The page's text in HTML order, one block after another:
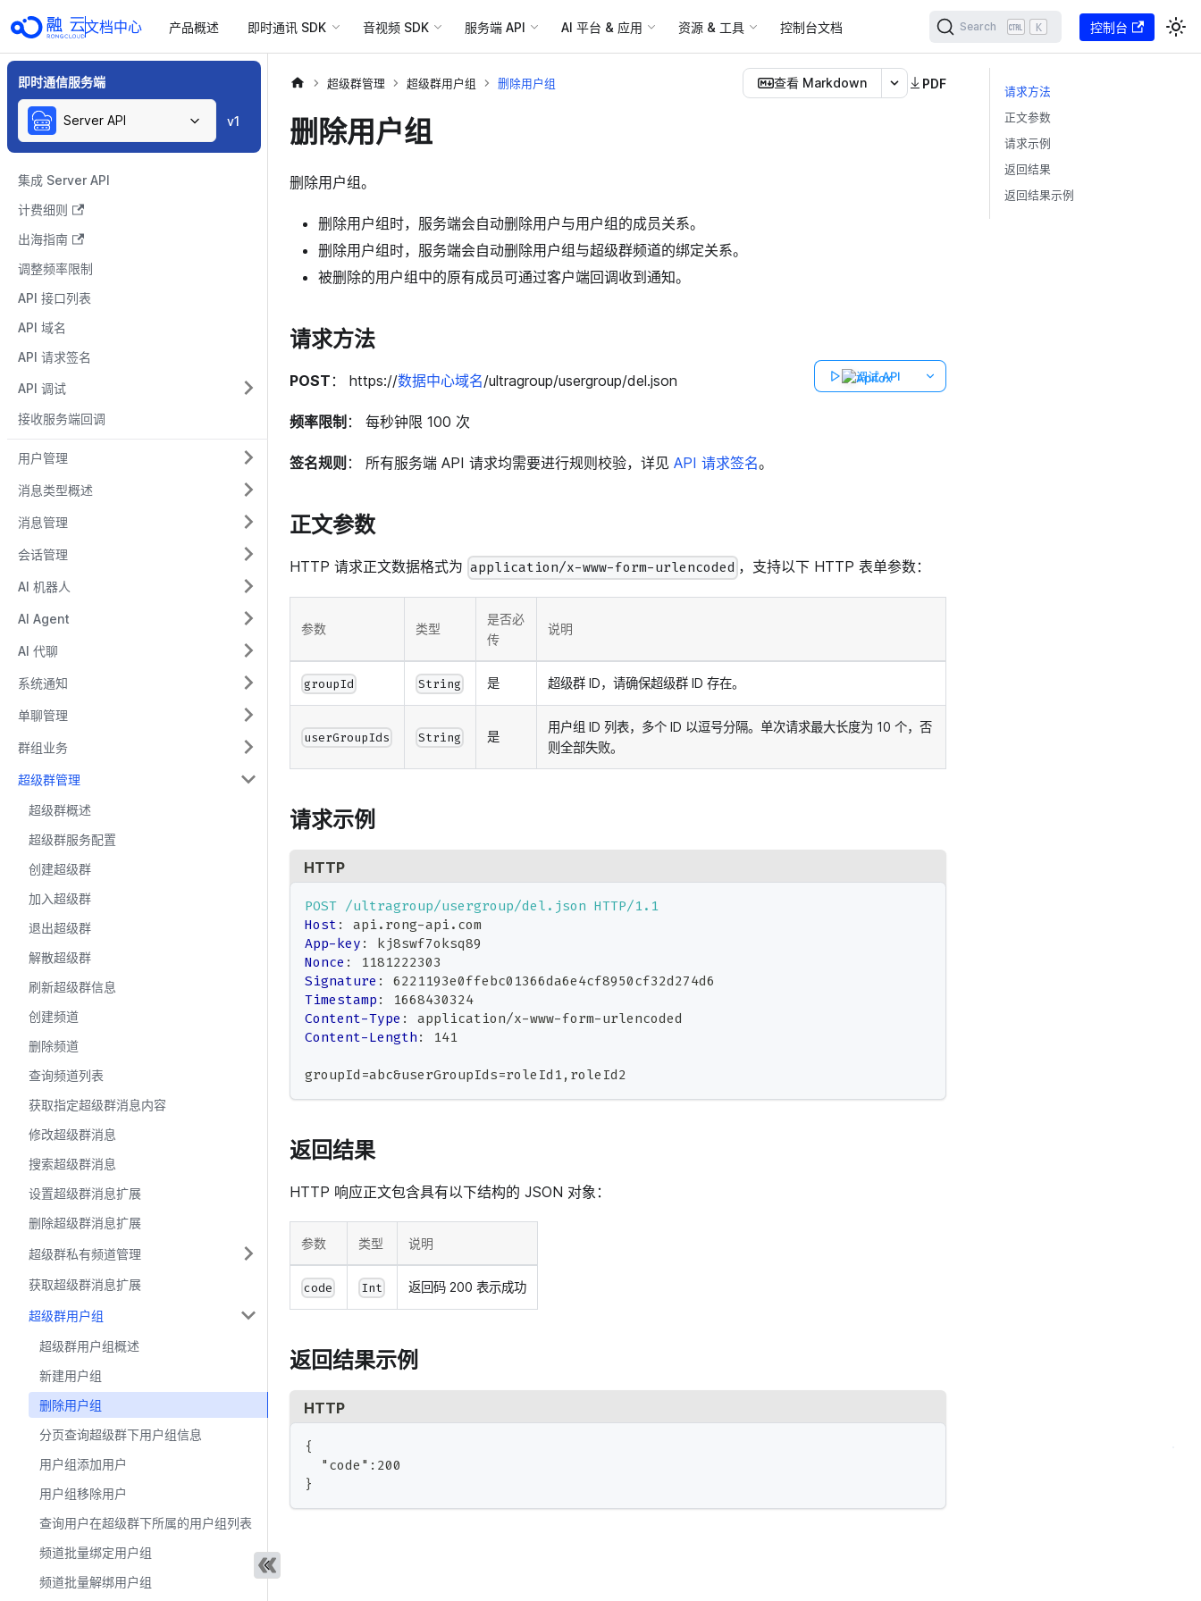
文档中心 产品概述 即时通讯 SDK 音视频 SDK 服务端 API AI 平台 & 应用 资源 & 工具 控制台文档 Search K 控制台
即时通信服务端
Server API v1
集成 Server API
计费细则
出海指南
调整频率限制
API 接口列表
API 域名
API 请求签名
API 调试
接收服务端回调
用户管理
消息类型概述
消息管理
会话管理
AI 机器人
AI Agent
AI 代聊
系统通知
单聊管理
群组业务
超级群管理
超级群概述
超级群服务配置
创建超级群
加入超级群
退出超级群
解散超级群
刷新超级群信息
创建频道
删除频道
查询频道列表
获取指定超级群消息内容
修改超级群消息
搜索超级群消息
设置超级群消息扩展
删除超级群消息扩展
超级群私有频道管理
获取超级群消息扩展
超级群用户组
超级群用户组概述
新建用户组
删除用户组
分页查询超级群下用户组信息
用户组添加用户
用户组移除用户
查询用户在超级群下所属的用户组列表
频道批量绑定用户组
频道批量解绑用户组
超级群管理 超级群用户组 删除用户组 查看 Markdown PDF
删除用户组
删除用户组。
删除用户组时，服务端会自动删除用户与用户组的成员关系。
删除用户组时，服务端会自动删除用户组与超级群频道的绑定关系。
被删除的用户组中的原有成员可通过客户端回调收到通知。
请求方法
调试 API
POST ： https://数据中心域名/ultragroup/usergroup/del.json
频率限制 ： 每秒钟限 100 次
签名规则 ： 所有服务端 API 请求均需要进行规则校验，详见 API 请求签名。
正文参数
HTTP 请求正文数据格式为 application/x-www-form-urlencoded ，支持以下 HTTP 表单参数：
参数 类型
是否必
传
说明
groupId String 是 超级群 ID，请确保超级群 ID 存在。
userGroupIds String 是
用户组 ID 列表，多个 ID 以逗号分隔。单次请求最大长度为 10 个，否
则全部失败。
请求示例
HTTP
POST /ultragroup/usergroup/del.json HTTP/1.1
Host :
api.rong-api.com
App-key :
kj8swf7oksq89
Nonce :
1181222303
Signature :
6221193e0ffebc01366da6e4cf8950cf32d274d6
Timestamp :
1668430324
Content-Type :
application/x-www-form-urlencoded
Content-Length : 141
groupId=abc&userGroupIds=roleId1,roleId2
返回结果
HTTP 响应正文包含具有以下结构的 JSON 对象：
参数 类型 说明
code Int 返回码 200 表示成功
返回结果示例
HTTP
{
  "code":200
}
请求方法
正文参数
请求示例
返回结果
返回结果示例